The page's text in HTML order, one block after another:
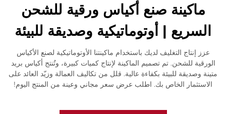
ماكينة صنع أكياس ورقية للشحن
السريع | أوتوماتيكية وصديقة للبيئة
عزز إنتاج التغليف لديك باستخدام ماكينتنا الأوتوماتيكية لصنع الأكياس
الورقية للشحن. تم تصميم الماكينة لإنتاج كميات كبيرة، وتُنتج أكياس بريد
متينة وصديقة للبيئة بكفاءة عالية. قلل من تكاليف العمالة وزيّد العائد على
الاستثمار الخاص بك. اطلب عرض سعر مجاني وعينة من المنتج اليوم!